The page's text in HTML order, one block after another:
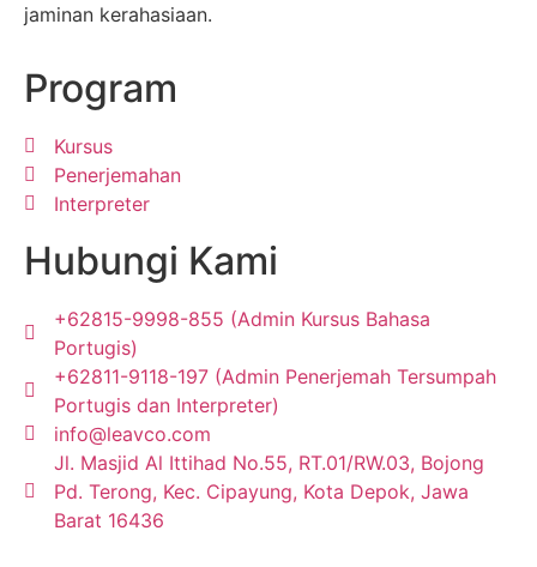
jaminan kerahasiaan.
Program
Kursus
Penerjemahan
Interpreter
Hubungi Kami
+62815-9998-855 (Admin Kursus Bahasa
Portugis)
+62811-9118-197 (Admin Penerjemah Tersumpah
Portugis dan Interpreter)
info@leavco.com
Jl. Masjid Al Ittihad No.55, RT.01/RW.03, Bojong
Pd. Terong, Kec. Cipayung, Kota Depok, Jawa
Barat 16436